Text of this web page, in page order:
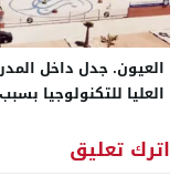
العيون. جدل داخل
العليا للتكنولوجيا
ما بعد التخرج
اترك تعليق